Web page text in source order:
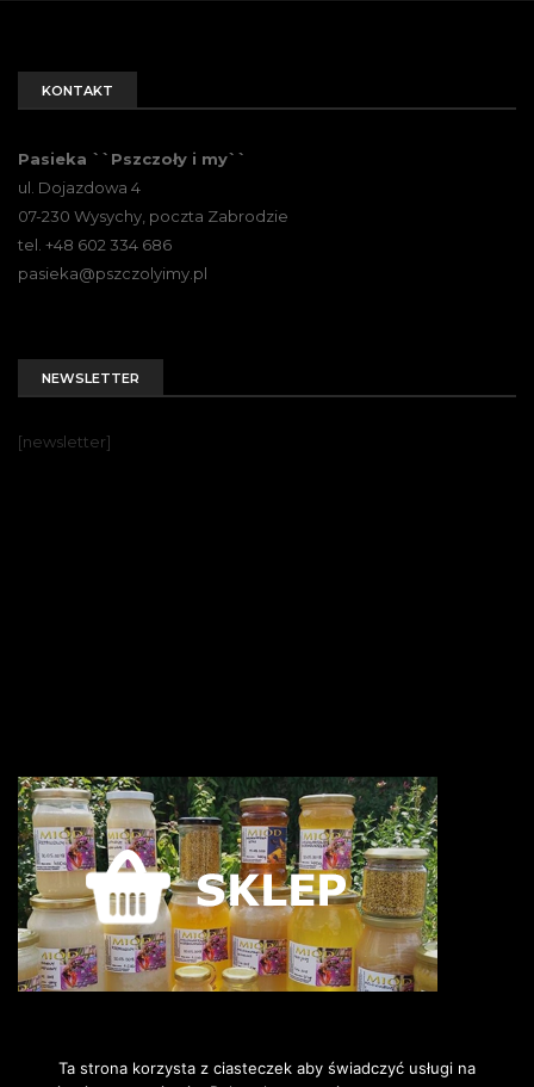
KONTAKT
Pasieka ``Pszczoły i my``
ul. Dojazdowa 4
07-230 Wysychy, poczta Zabrodzie
tel. +48 602 334 686
pasieka@pszczolyimy.pl
NEWSLETTER
[newsletter]
Ta strona korzysta z ciasteczek aby świadczyć usługi na